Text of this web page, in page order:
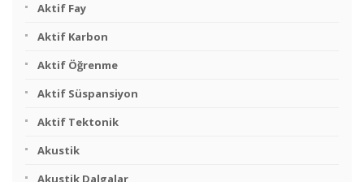
Aktif Fay
Aktif Karbon
Aktif Öğrenme
Aktif Süspansiyon
Aktif Tektonik
Akustik
Akustik Dalgalar